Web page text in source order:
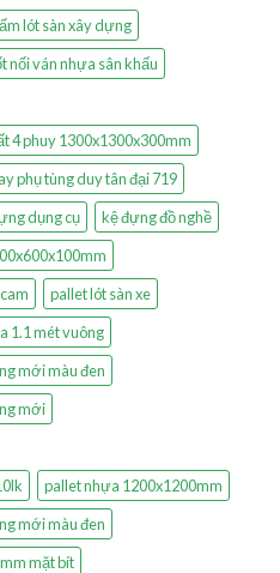
lót sàn xây dựng
nối ván nhựa sân khấu
4 phuy 1300x1300x300mm
phụ tùng duy tân đại 719
dụng cụ
kệ đựng đồ nghề
pallet lót sàn xe
1.1 mét vuông
mới màu đen
mới
pallet nhựa 1200x1200mm
mới màu đen
mặt bít